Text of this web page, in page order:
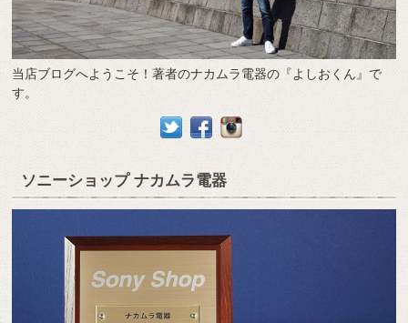
当店ブログへようこそ！著者のナカムラ電器の『よしおくん』で
す。
ソニーショップ ナカムラ電器